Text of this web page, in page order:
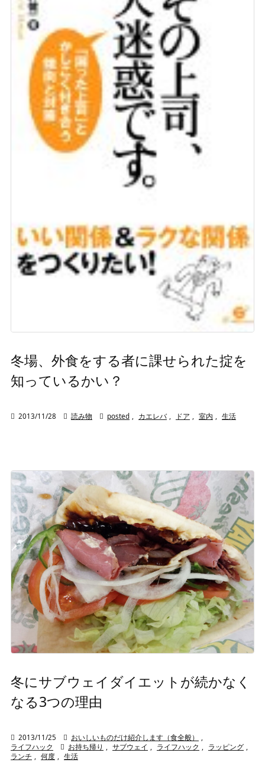
冬場、外食をする者に課せられた掟を
知っているかい？
 2013/11/28  読み物  posted , カエレバ , ドア , 室内 , 生活
冬にサブウェイダイエットが続かなく
なる3つの理由
 2013/11/25  おいしいものだけ紹介します（食全般）
,
ライフハック
 お持ち帰り , サブウェイ , ライフハック , ラッピング ,
ランチ , 何度 , 生活